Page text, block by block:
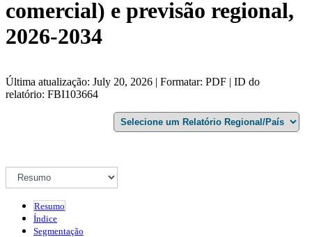
comercial) e previsão regional,
2026-2034
Última atualização: July 20, 2026 | Formatar: PDF | ID do
relatório: FBI103664
Resumo
Índice
Segmentação